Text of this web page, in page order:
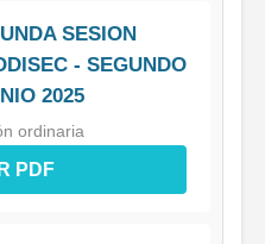
SESION
- SEGUNDO
2025
ordinaria
PDF